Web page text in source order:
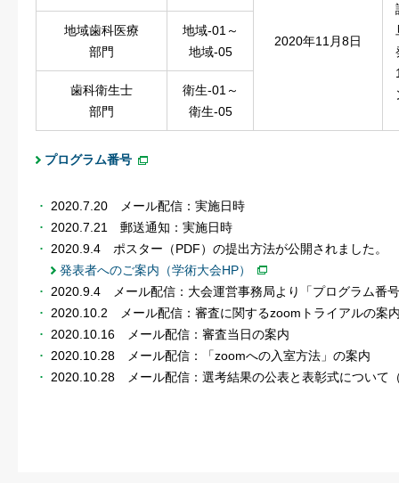
2020年11月8日
地域歯科医療
部門
地域-01～
地域-05
歯科衛生士
部門
衛生-01～
衛生-05
プログラム番号
2020.7.20 メール配信：実施日時
2020.7.21 郵送通知：実施日時
2020.9.4 ポスター（PDF）の提出方法が公開されました。
発表者へのご案内（学術大会HP）
2020.9.4 メール配信：大会運営事務局より「プログラム番
2020.10.2 メール配信：審査に関するzoomトライアルの案
2020.10.16 メール配信：審査当日の案内
2020.10.28 メール配信：「zoomへの入室方法」の案内
2020.10.28 メール配信：選考結果の公表と表彰式について